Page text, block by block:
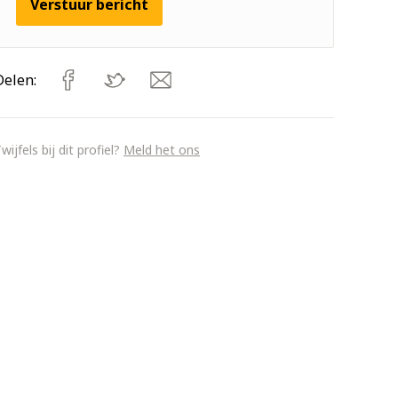
Verstuur bericht
bij dit profiel? Meld het ons